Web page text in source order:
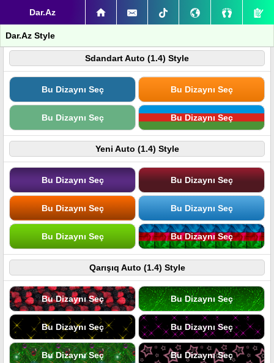
Dar.Az
Dar.Az Style
Sdandart Auto (1.4) Style
Bu Dizaynı Seç Bu Dizaynı Seç
Bu Dizaynı Seç Bu Dizaynı Seç
Yeni Auto (1.4) Style
Bu Dizaynı Seç Bu Dizaynı Seç
Bu Dizaynı Seç Bu Dizaynı Seç
Bu Dizaynı Seç Bu Dizaynı Seç
Qarışıq Auto (1.4) Style
Bu Dizaynı Seç Bu Dizaynı Seç
Bu Dizaynı Seç Bu Dizaynı Seç
Bu Dizaynı Seç Bu Dizaynı Seç